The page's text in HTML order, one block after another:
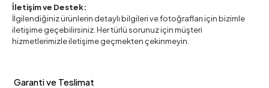
İletişim ve Destek:
İlgilendiğiniz ürünlerin detaylı bilgileri ve fotoğrafları için bizimle
iletişime geçebilirsiniz. Her türlü sorunuz için müşteri
hizmetlerimizle iletişime geçmekten çekinmeyin.
Garanti ve Teslimat